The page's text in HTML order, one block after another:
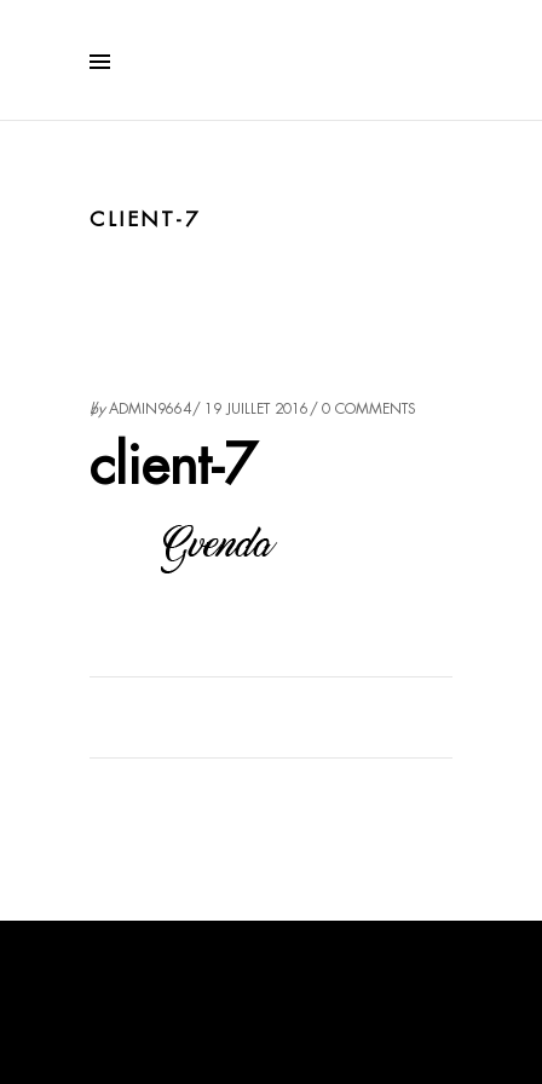
CLIENT-7
byADMIN9664 19 JUILLET 2016 0 COMMENTS
client-7